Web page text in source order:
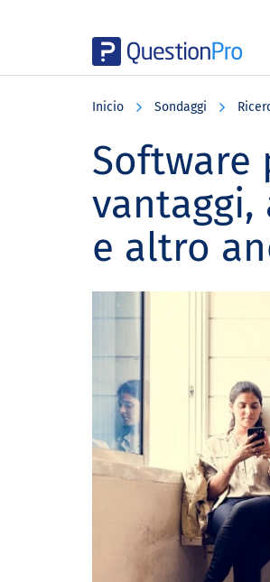
Inicio Sondaggi
Software
e altro